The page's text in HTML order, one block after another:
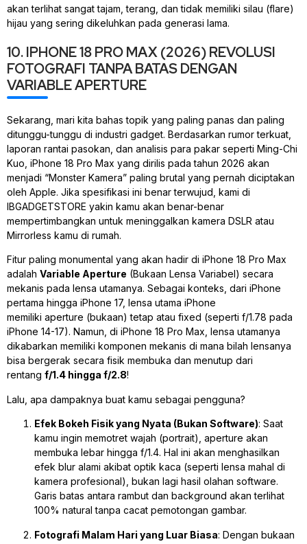
akan terlihat sangat tajam, terang, dan tidak memiliki silau (flare)
hijau yang sering dikeluhkan pada generasi lama.
10. IPHONE 18 PRO MAX (2026) REVOLUSI
FOTOGRAFI TANPA BATAS DENGAN
VARIABLE APERTURE
Sekarang, mari kita bahas topik yang paling panas dan paling
ditunggu-tunggu di industri gadget. Berdasarkan rumor terkuat,
laporan rantai pasokan, dan analisis para pakar seperti Ming-Chi
Kuo , iPhone 18 Pro Max yang dirilis pada tahun 2026 akan
menjadi “Monster Kamera” paling brutal yang pernah diciptakan
oleh Apple. Jika spesifikasi ini benar terwujud, kami di
IBGADGETSTORE yakin kamu akan benar-benar
mempertimbangkan untuk meninggalkan kamera DSLR atau
Mirrorless kamu di rumah.
Fitur paling monumental yang akan hadir di iPhone 18 Pro Max
adalah Variable Aperture (Bukaan Lensa Variabel) secara
mekanis pada lensa utamanya. Sebagai konteks, dari iPhone
pertama hingga iPhone 17, lensa utama iPhone
memiliki aperture (bukaan) tetap atau fixed (seperti f/1.78 pada
iPhone 14-17). Namun, di iPhone 18 Pro Max, lensa utamanya
dikabarkan memiliki komponen mekanis di mana bilah lensanya
bisa bergerak secara fisik membuka dan menutup dari
rentang f/1.4 hingga f/2.8!
Lalu, apa dampaknya buat kamu sebagai pengguna?
Efek Bokeh Fisik yang Nyata (Bukan Software): Saat
kamu ingin memotret wajah (portrait), aperture akan
membuka lebar hingga f/1.4. Hal ini akan menghasilkan
efek blur alami akibat optik kaca (seperti lensa mahal di
kamera profesional), bukan lagi hasil olahan software.
Garis batas antara rambut dan background akan terlihat
100% natural tanpa cacat pemotongan gambar.
Fotografi Malam Hari yang Luar Biasa: Dengan bukaan